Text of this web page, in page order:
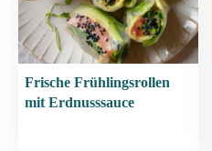
Frische Frühlingsrollen
mit Erdnusssauce